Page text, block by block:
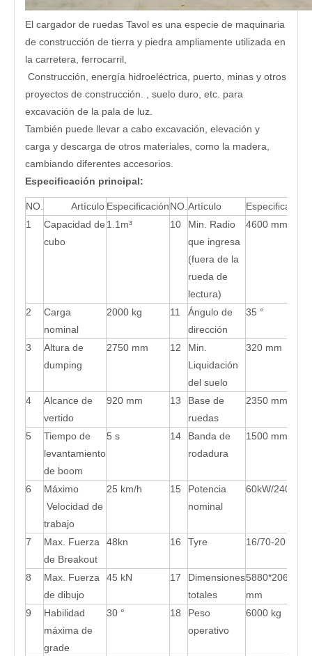
El cargador de ruedas Tavol es una especie de maquinaria
de construcción de tierra y piedra ampliamente utilizada en
la carretera, ferrocarril,
Construcción, energía hidroeléctrica, puerto, minas y otros
proyectos de construcción. , suelo duro, etc. para
excavación de la pala de luz.
También puede llevar a cabo excavación, elevación y
carga y descarga de otros materiales, como la madera,
cambiando diferentes accesorios.
Especificación principal:
NO. Artículo EspecificaciónNO. Artículo
Especificación
1
Capacidad de
cubo
1.1m³ 10
Min. Radio
que ingresa
(fuera de la
rueda de
lectura)
4600 mm
2
Carga
nominal
2000 kg 11
Ángulo de
dirección
35 °
3
Altura de
dumping
2750 mm 12
Min.
Liquidación
del suelo
320 mm
4
Alcance de
vertido
920 mm 13
Base de
ruedas
2350 mm
5
Tiempo de
levantamiento
de boom
5 s 14
Banda de
rodadura
1500 mm
6
Máximo
Velocidad de
trabajo
25 km/h 15
Potencia
nominal
60kW/2400
7
Max. Fuerza
de Breakout
48kn 16 Tyre 16/70-20
8
Max. Fuerza
de dibujo
45 kN 17
Dimensiones
totales
mm
9
Habilidad
máxima de
grade
30 ° 18
Peso
operativo
6000 kg